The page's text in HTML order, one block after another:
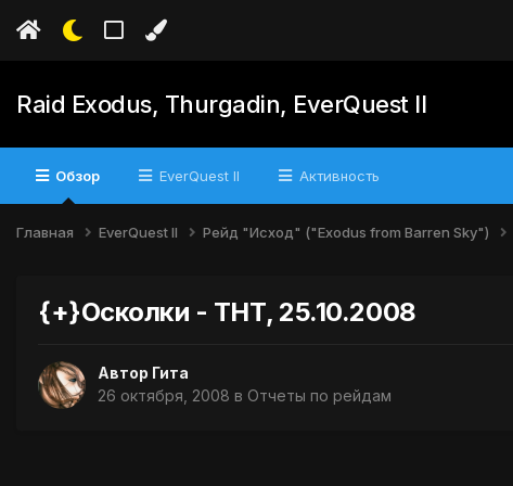
Raid Exodus, Thurgadin, EverQuest II
Обзор EverQuest II Активность
Главная EverQuest II Рейд "Исход" ("Exodus from Barren Sky")
{+}Осколки - ТНТ, 25.10.2008
Автор Гита
26 октября, 2008 в Отчеты по рейдам